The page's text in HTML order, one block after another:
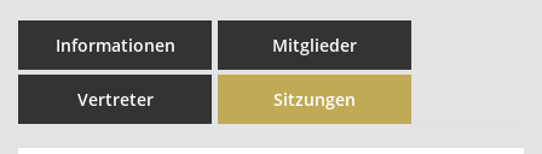
Informationen Mitglieder
Vertreter Sitzungen